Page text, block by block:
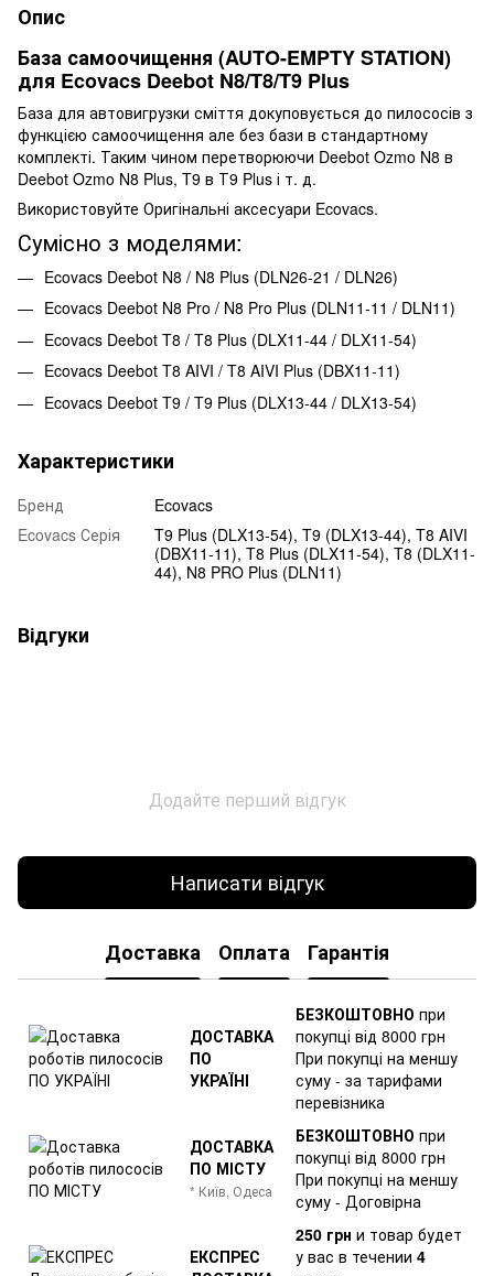
Опис
База самоочищення (AUTO-EMPTY STATION)
для Ecovacs Deebot N8/T8/T9 Plus
База для автовигрузки сміття докуповується до пилососів з
функцією самоочищення але без бази в стандартному
комплекті. Таким чином перетворюючи Deebot Ozmo N8 в
Deebot Ozmo N8 Plus, T9 в Т9 Plus і т. д.
Використовуйте Оригінальні аксесуари Ecovacs.
Сумісно з моделями:
Ecovacs Deebot N8 / N8 Plus (DLN26-21 / DLN26)
Ecovacs Deebot N8 Pro / N8 Pro Plus (DLN11-11 / DLN11)
Ecovacs Deebot T8 / T8 Plus (DLX11-44 / DLX11-54)
Ecovacs Deebot T8 AIVI / T8 AIVI Plus (DBX11-11)
Ecovacs Deebot T9 / T9 Plus (DLX13-44 / DLX13-54)
Характеристики
Бренд
Ecovacs
Ecovacs Серія
T9 Plus (DLX13-54), T9 (DLX13-44), T8 AIVI
(DBX11-11), T8 Plus (DLX11-54), T8 (DLX11-
44), N8 PRO Plus (DLN11)
Відгуки
Додайте перший відгук
Написати відгук
Доставка Оплата Гарантія
ДОСТАВКА
ПО
УКРАЇНІ
БЕЗКОШТОВНО при
покупці від 8000 грн
При покупці на меншу
суму - за тарифами
перевізника
ДОСТАВКА
ПО МІСТУ
* Київ, Одеса
БЕЗКОШТОВНО при
покупці від 8000 грн
При покупці на меншу
суму - Договірна
ЕКСПРЕС
250 грн и товар будет
у вас в течении 4